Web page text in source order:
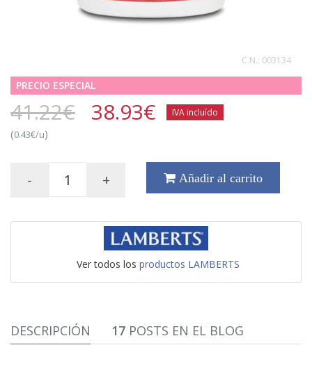
C.N.: 003134
PRECIO ESPECIAL
41.22€ 38.93€ IVA incluído
(0.43€/u)
- + Añadir al carrito
Ver todos los productos LAMBERTS
DESCRIPCIÓN 17 POSTS EN EL BLOG